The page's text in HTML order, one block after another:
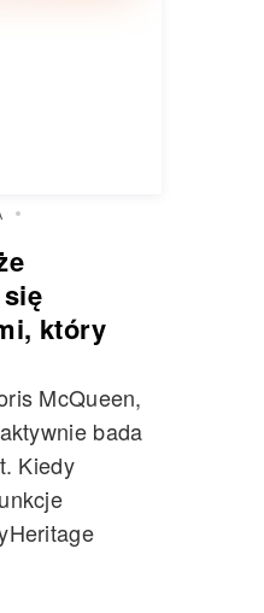
który
McQueen,
bada
Kiedy